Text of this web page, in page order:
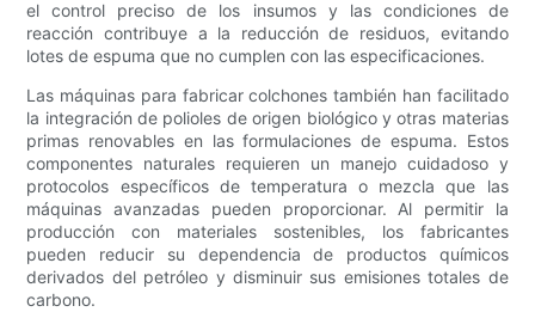
el control preciso de los insumos y las condiciones de
reacción contribuye a la reducción de residuos, evitando
lotes de espuma que no cumplen con las especificaciones.
Las máquinas para fabricar colchones también han facilitado
la integración de polioles de origen biológico y otras materias
primas renovables en las formulaciones de espuma. Estos
componentes naturales requieren un manejo cuidadoso y
protocolos específicos de temperatura o mezcla que las
máquinas avanzadas pueden proporcionar. Al permitir la
producción con materiales sostenibles, los fabricantes
pueden reducir su dependencia de productos químicos
derivados del petróleo y disminuir sus emisiones totales de
carbono.